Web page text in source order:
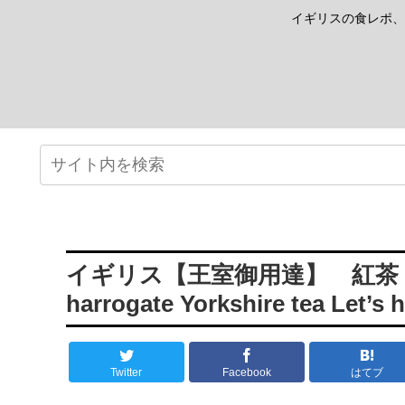
イギリスの食レポ
イギリス【王室御用達】 紅
harrogate Yorkshire tea Let’s
Twitter Facebook はてブ